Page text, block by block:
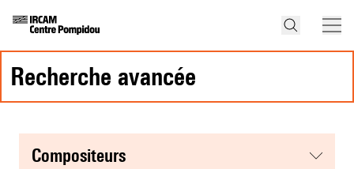
recherche avancée
compositeurs